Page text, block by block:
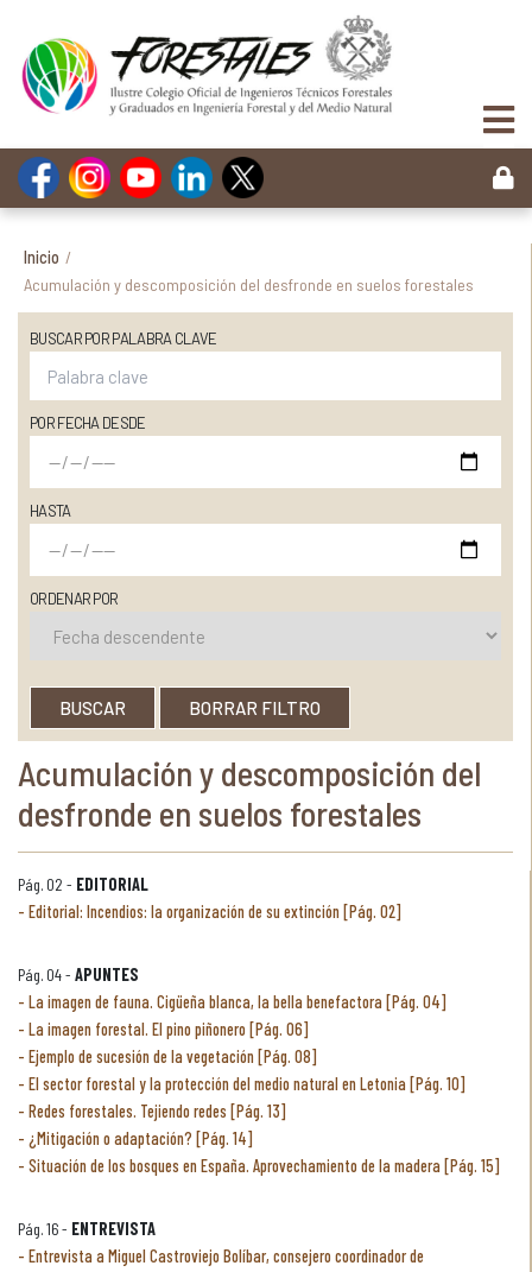
Inicio /
Acumulación y descomposición del desfronde en suelos forestales
BUSCAR POR PALABRA CLAVE
POR FECHA DESDE
HASTA
ORDENAR POR
BUSCAR BORRAR FILTRO
Acumulación y descomposición del
desfronde en suelos forestales
Pág. 02 - EDITORIAL
Editorial: Incendios: la organización de su extinción [Pág. 02]
Pág. 04 - APUNTES
La imagen de fauna. Cigüeña blanca, la bella benefactora [Pág. 04]
La imagen forestal. El pino piñonero [Pág. 06]
Ejemplo de sucesión de la vegetación [Pág. 08]
El sector forestal y la protección del medio natural en Letonia [Pág. 10]
Redes forestales. Tejiendo redes [Pág. 13]
¿Mitigación o adaptación? [Pág. 14]
Situación de los bosques en España. Aprovechamiento de la madera [Pág. 15]
Pág. 16 - ENTREVISTA
Entrevista a Miguel Castroviejo Bolíbar, consejero coordinador de